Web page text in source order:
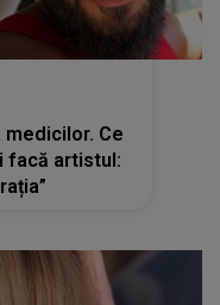
medicilor. Ce
facă artistul: